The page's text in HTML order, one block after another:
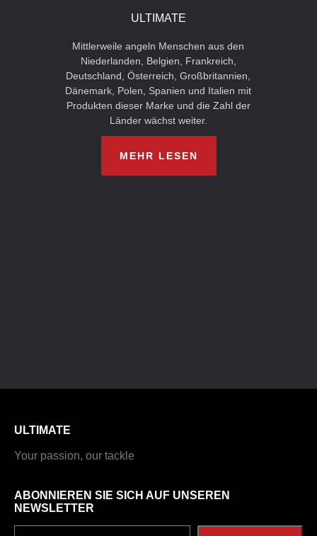
ULTIMATE
Mittlerweile angeln Menschen aus den
Niederlanden, Belgien, Frankreich,
Deutschland, Österreich, Großbritannien,
Dänemark, Polen, Spanien und Italien mit
Produkten dieser Marke und die Zahl der
Länder wächst weiter.
MEHR LESEN
ULTIMATE
Your passion, our tackle
ABONNIEREN SIE SICH AUF UNSEREN
NEWSLETTER